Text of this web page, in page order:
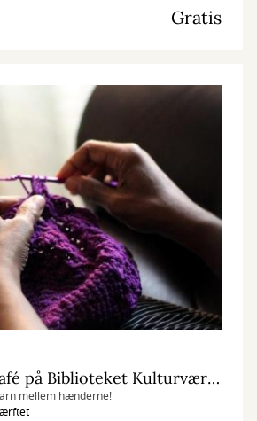
Gratis
Håndarbejdscafé på Biblioteket Kulturværftet
mellem hænderne!